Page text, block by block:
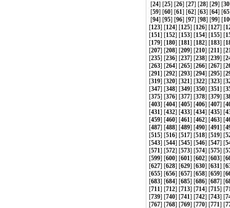
[24] [25] [26] [27] [28] [29] [30
[59] [60] [61] [62] [63] [64] [65
[94] [95] [96] [97] [98] [99] [
[123] [124] [125] [126] [127] [
[151] [152] [153] [154] [155] [
[179] [180] [181] [182] [183] [
[207] [208] [209] [210] [211] [
[235] [236] [237] [238] [239] [
[263] [264] [265] [266] [267] [
[291] [292] [293] [294] [295] [
[319] [320] [321] [322] [323] [
[347] [348] [349] [350] [351] [
[375] [376] [377] [378] [379] [
[403] [404] [405] [406] [407] [
[431] [432] [433] [434] [435] [
[459] [460] [461] [462] [463] [
[487] [488] [489] [490] [491] [
[515] [516] [517] [518] [519] [
[543] [544] [545] [546] [547] [
[571] [572] [573] [574] [575] [
[599] [600] [601] [602] [603] [
[627] [628] [629] [630] [631] [
[655] [656] [657] [658] [659] [
[683] [684] [685] [686] [687] [
[711] [712] [713] [714] [715] [
[739] [740] [741] [742] [743] [
[767] [768] [769] [770] [771] [